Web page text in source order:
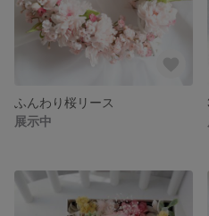
ふんわり桜リース
展示中